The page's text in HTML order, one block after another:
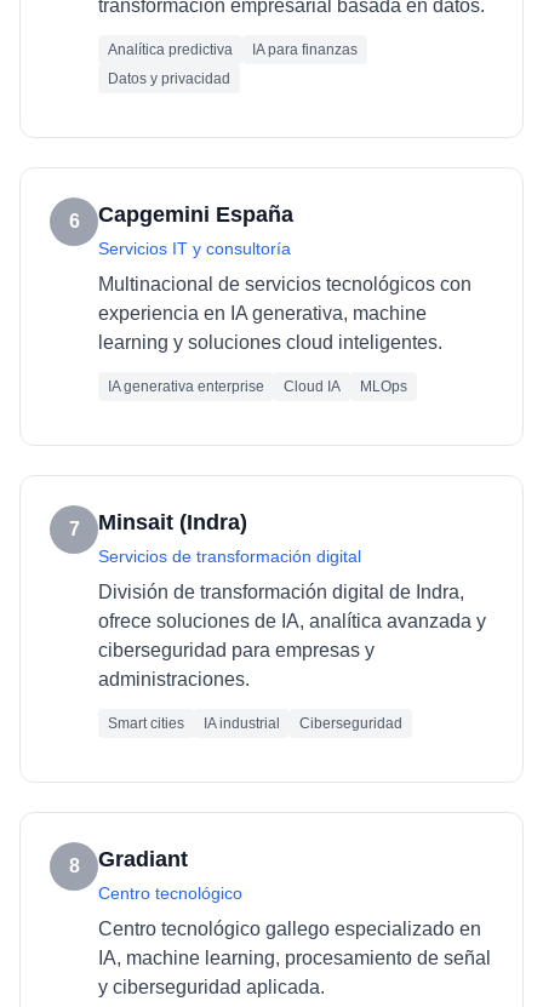
transformación empresarial basada en datos.
Analítica predictiva
IA para finanzas
Datos y privacidad
6 Capgemini España
Servicios IT y consultoría
Multinacional de servicios tecnológicos con
experiencia en IA generativa, machine
learning y soluciones cloud inteligentes.
IA generativa enterprise Cloud IA MLOps
7 Minsait (Indra)
Servicios de transformación digital
División de transformación digital de Indra,
ofrece soluciones de IA, analítica avanzada y
ciberseguridad para empresas y
administraciones.
Smart cities IA industrial Ciberseguridad
8 Gradiant
Centro tecnológico
Centro tecnológico gallego especializado en
IA, machine learning, procesamiento de señal
y ciberseguridad aplicada.